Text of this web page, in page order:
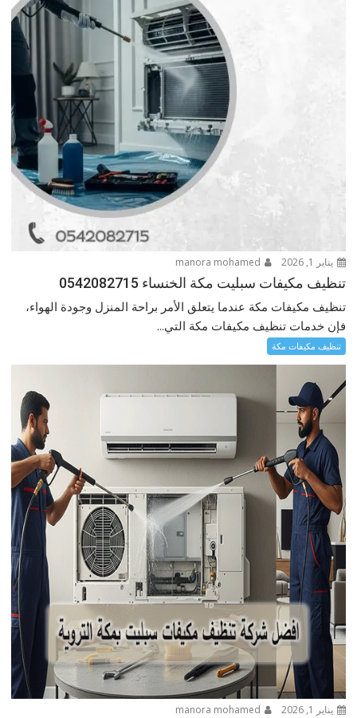
يناير 1, 2026
تنظيف مكيفات سبليت مكة الخنساء 0542082715
تنظيف مكيفات مكة عندما يتعلق الأمر براحة المنزل وجودة الهواء،
فإن خدمات تنظيف مكيفات مكة التي...
تنظيف مكيفات مكة
يناير 1, 2026